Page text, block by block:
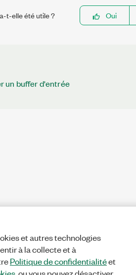
t-elle été utile ? Oui
un buffer d'entrée
et autres technologies
à la collecte et à
Politique de confidentialitéet